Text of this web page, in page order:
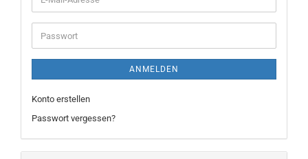
Mail-
Adresse
Passwort
ANMELDEN
Konto erstellen
Passwort vergessen?